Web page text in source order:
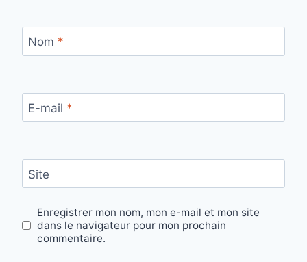
Nom *
E-mail *
Site
Enregistrer mon nom, mon e-mail et mon site
dans le navigateur pour mon prochain
commentaire.